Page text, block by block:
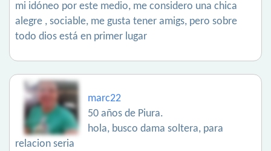
mi idóneo por este medio, me considero una chica
alegre , sociable, me gusta tener amigs, pero sobre
todo dios está en primer lugar
marc22
50 años de Piura.
hola, busco dama soltera, para
relacion seria